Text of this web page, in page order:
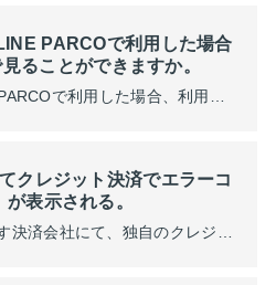
PARCOで利用した場合
ることができますか。
クレジット決済でエラーコ
表示される。